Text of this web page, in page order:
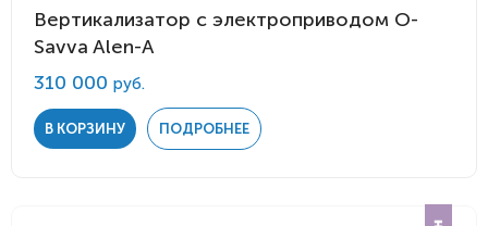
Вертикализатор с электроприводом O-
Savva Alen-A
310 000 руб.
В КОРЗИНУ ПОДРОБНЕЕ